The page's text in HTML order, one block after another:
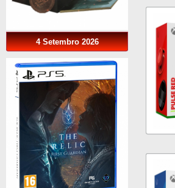
4 Setembro 2026